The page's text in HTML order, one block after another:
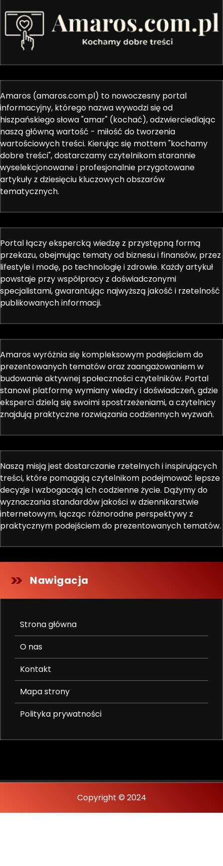
Amaros (amaros.com.pl) to nowoczesny portal
informacyjny, którego nazwa wywodzi się od
hiszpańskiego słowa "amar" (kochać), odzwierciedlając
naszą główną wartość - miłość do tworzenia
wartościowych treści. Kierując się mottem "kochamy
dobre treści", dostarczamy czytelnikom starannie
wyselekcjonowane i profesjonalnie przygotowane
artykuły z dziesięciu kluczowych obszarów
tematycznych.
Portal łączy ekspercką wiedzę z przystępną formą
przekazu, obejmując tematy od biznesu i finansów, przez
lifestyle i modę, po technologię i zdrowie. Każdy artykuł
powstaje przy współpracy z doświadczonymi
specjalistami, gwarantując najwyższą jakość i rzetelność
publikowanych informacji.
Amaros wyróżnia się kompleksowym podejściem do
prezentowanych tematów oraz zaangażowaniem w
budowanie aktywnej społeczności czytelników. Portal
stanowi platformę wymiany wiedzy i doświadczeń, gdzie
eksperci dzielą się swoimi spostrzeżeniami, a czytelnicy
znajdują praktyczne rozwiązania codziennych wyzwań.
Naszą misją jest dostarczanie rzetelnych i inspirujących
treści, które pomagają czytelnikom podejmować lepsze
decyzje i wzbogacają ich codzienne życie. Dążymy do
wyznaczania standardów jakości w dziennikarstwie
internetowym, łącząc różnorodne perspektywy z
praktycznym podejściem do prezentowanych tematów.
Nawigacja
Strona główna
O nas
Kontakt
Mapa strony
Polityka prywatności
Copyright © 2024